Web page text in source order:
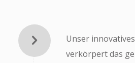
Unser
verkörpert das